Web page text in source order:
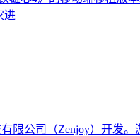
进
公司（Zenjoy）开发